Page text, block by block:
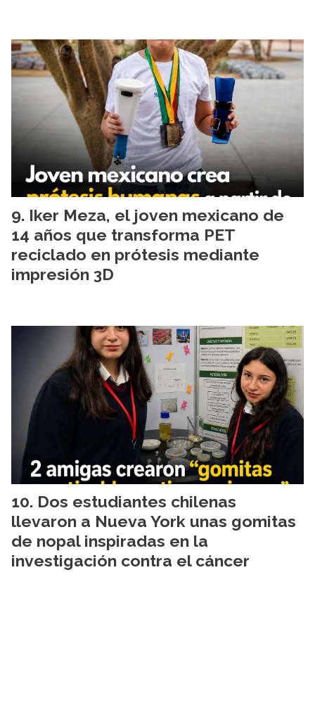
Iker Meza, el joven mexicano de
14 años que transforma PET
reciclado en prótesis mediante
impresión 3D
Dos estudiantes chilenas
llevaron a Nueva York unas gomitas
de nopal inspiradas en la
investigación contra el cáncer